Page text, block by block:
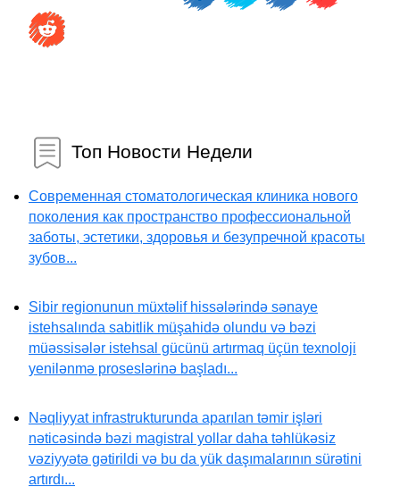
Топ Новости Недели
Современная стоматологическая клиника нового
поколения как пространство профессиональной
заботы, эстетики, здоровья и безупречной красоты
зубов...
Sibir regionunun müxtəlif hissələrində sənaye
istehsalında sabitlik müşahidə olundu və bəzi
müəssisələr istehsal gücünü artırmaq üçün texnoloji
yenilənmə proseslərinə başladı...
Nəqliyyat infrastrukturunda aparılan təmir işləri
nəticəsində bəzi magistral yollar daha təhlükəsiz
vəziyyətə gətirildi və bu da yük daşımalarının sürətini
artırdı...